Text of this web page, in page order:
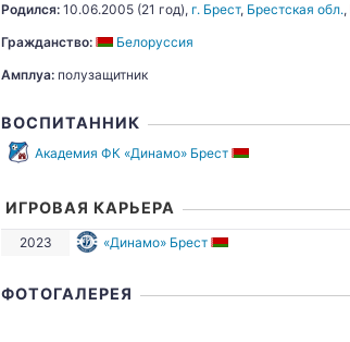
Родился: 10.06.2005 (21 год), г. Брест, Брестская обл.,
Гражданство:
Белоруссия
Амплуа: полузащитник
ВОСПИТАННИК
Академия ФК «Динамо» Брест
ИГРОВАЯ КАРЬЕРА
2023
«Динамо» Брест
ФОТОГАЛЕРЕЯ